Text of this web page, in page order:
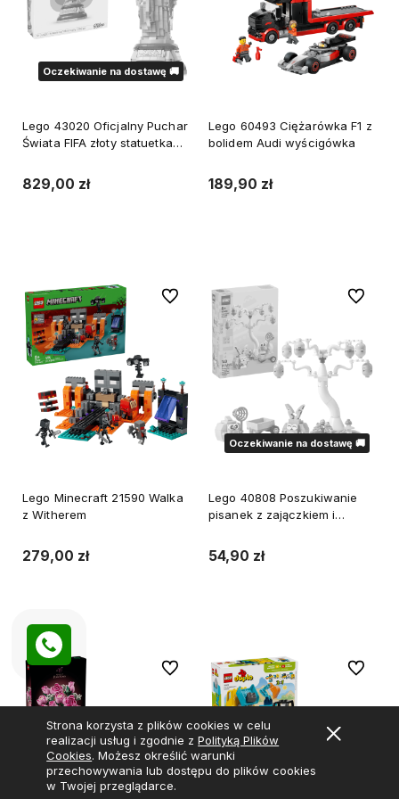
Strona korzysta z plików cookies w celu
realizacji usług i zgodnie zPolityką Plików
Cookies. Możesz określić warunki
przechowywania lub dostępu do plików cookies
w Twojej przeglądarce.
Oczekiwanie na dostawę 🚚
Lego 43020 Oficjalny Puchar
Świata FIFA złoty statuetka
829,00 zł
Lego 60493 Ciężarówka F1 z
bolidem Audi wyścigówka
189,90 zł
WYSYŁKA 24H
Lego Minecraft 21590 Walka
z Witherem
279,00 zł
Do ulubionych
Oczekiwanie na dostawę 🚚
WYSYŁKA 24H
Lego 40808 Poszukiwanie
pisanek z zajączkiem i
54,90 zł
Do
WYSYŁKA 24H Do ulubionychWYSYŁKA 24H Do